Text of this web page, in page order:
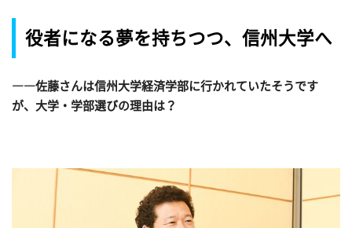
役者になる夢を持ちつつ、信州大学へ
――佐藤さんは信州大学経済学部に行かれていたそうです
が、大学・学部選びの理由は？